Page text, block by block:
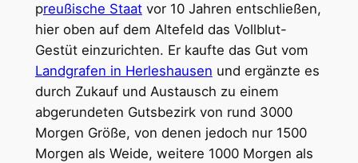
preußische Staatvor 10 Jahren entschließen,
hier oben auf dem Altefeld das Vollblut-
Gestüt einzurichten. Er kaufte das Gut vom
Landgrafen in Herleshausen und ergänzte es
durch Zukauf und Austausch zu einem
abgerundeten Gutsbezirk von rund 3000
Morgen Größe, von denen jedoch nur 1500
Morgen als Weide, weitere 1000 Morgen als